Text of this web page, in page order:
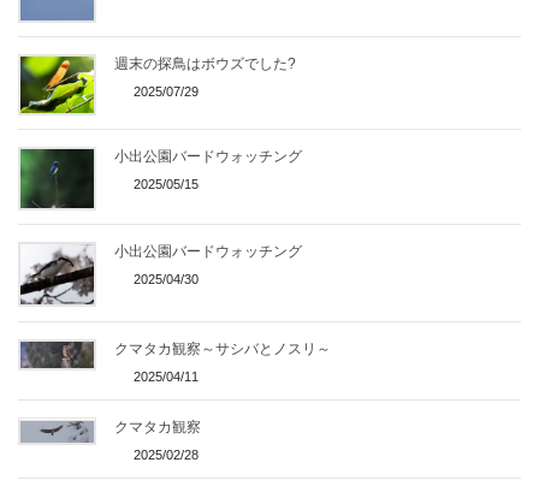
週末の探鳥はボウズでした?
2025/07/29
小出公園バードウォッチング
2025/05/15
小出公園バードウォッチング
2025/04/30
クマタカ観察～サシバとノスリ～
2025/04/11
クマタカ観察
2025/02/28